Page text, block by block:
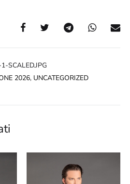
SCALED.JPG
2026, UNCATEGORIZED